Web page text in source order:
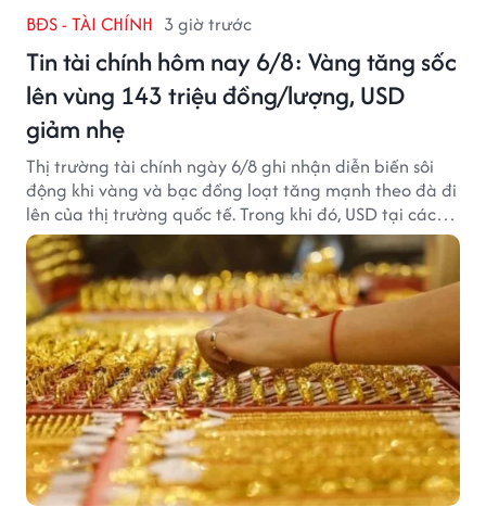
BĐS - TÀI CHÍNH 3 giờ trước
Tin tài chính hôm nay 6/8: Vàng tăng sốc
lên vùng 143 triệu đồng/lượng, USD
giảm nhẹ
Thị trường tài chính ngày 6/8 ghi nhận diễn biến sôi
động khi vàng và bạc đồng loạt tăng mạnh theo đà đi
lên của thị trường quốc tế. Trong khi đó, USD tại các
ngân hàng tiếp tục hạ nhiệt dù tỷ giá trung tâm lập
đỉnh mới.